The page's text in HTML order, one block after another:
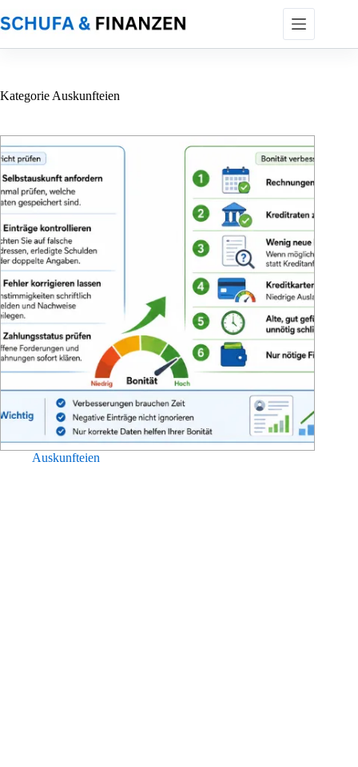
Inhalt
springen
Kategorie Auskunfteien
Auskunfteien